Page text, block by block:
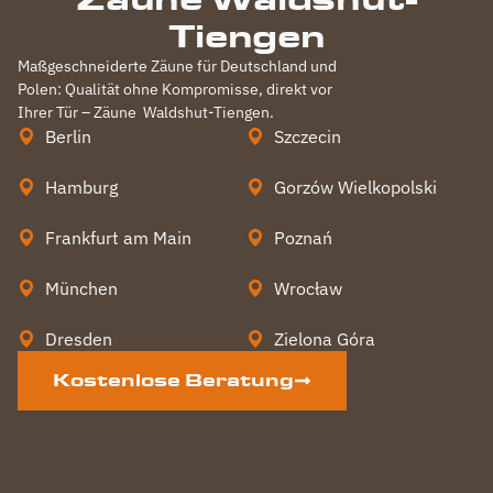
Tiengen
Maßgeschneiderte Zäune für Deutschland und
Polen: Qualität ohne Kompromisse, direkt vor
Ihrer Tür – Zäune Waldshut-Tiengen.
Berlin
Hamburg
Frankfurt am Main
München
Dresden
Szczecin
Gorzów Wielkopolski
Poznań
Wrocław
Zielona Góra
Kostenlose Beratung